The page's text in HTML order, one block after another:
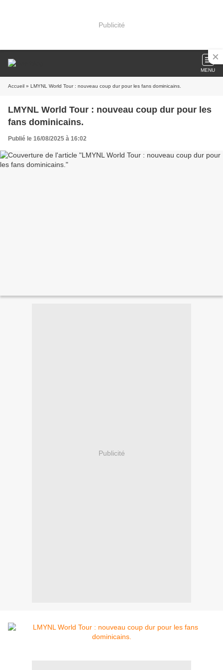
Publicité
MENU
Accueil » LMYNL World Tour : nouveau coup dur pour les fans dominicains.
LMYNL World Tour : nouveau coup dur pour les
fans dominicains.
Publié le 16/08/2025 à 16:02
Publicité